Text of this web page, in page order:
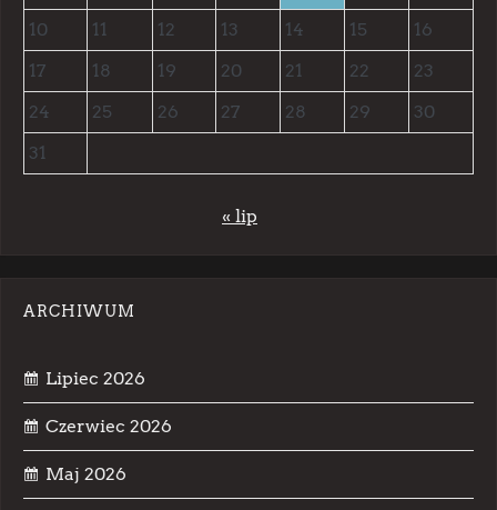
10
11 12 13 14 15
16
17
18 19 20 21 22
23
24
25 26 27 28 29
30
31
« lip
ARCHIWUM
Lipiec 2026
Czerwiec 2026
Maj 2026